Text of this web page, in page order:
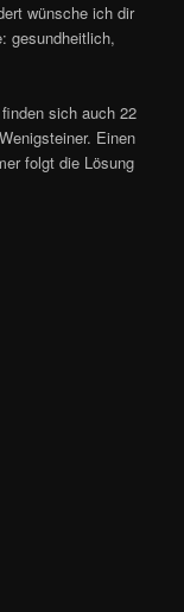
wünsche ich dir
gesundheitlich,
sich auch 22
Einen
folgt die Lösung